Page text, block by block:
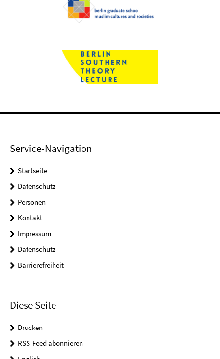
Service-Navigation
Startseite
Datenschutz
Personen
Kontakt
Impressum
Datenschutz
Barrierefreiheit
Diese Seite
Drucken
RSS-Feed abonnieren